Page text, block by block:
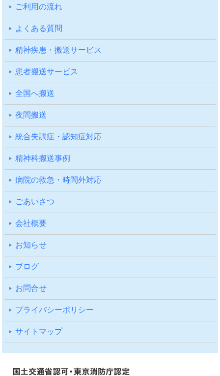
ご利⽤の流れ
よくある質問
精神疾患・搬送サービス
患者搬送サービス
全国へ搬送
夜間搬送
統合失調症・認知症対応
精神科搬送事例
病院の救急・時間外対応
ごあいさつ
会社概要
お知らせ
ブログ
お問合せ
プライバシーポリシー
サイトマップ